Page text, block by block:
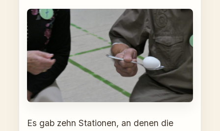
Es gab zehn Stationen, an denen die